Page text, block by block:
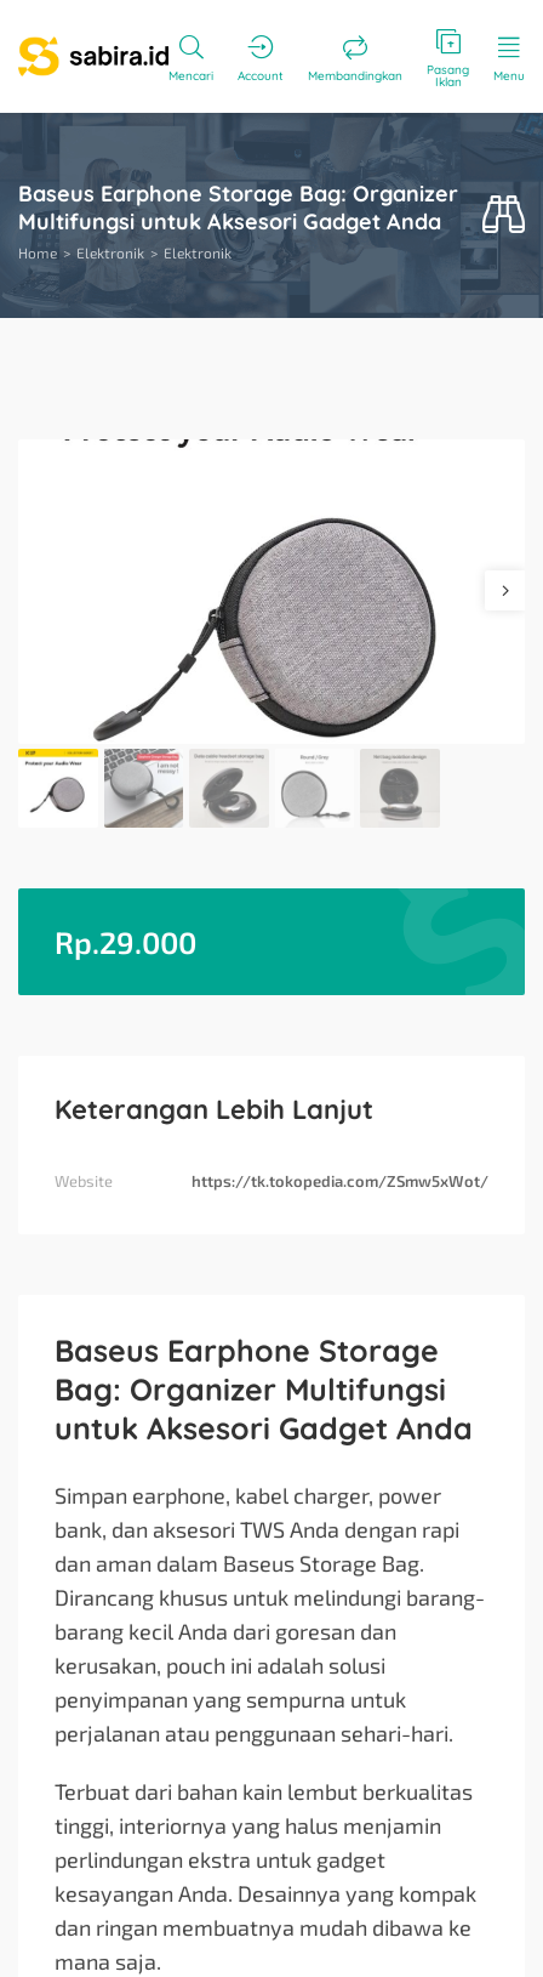
Mencari Account Membandingkan Pasang
Iklan Menu
Baseus Earphone Storage Bag: Organizer
Multifungsi untuk Aksesori Gadget Anda
Home Elektronik Elektronik
Rp.29.000
Keterangan Lebih Lanjut
Website https://tk.tokopedia.com/ZSmw5xWot/
Baseus Earphone Storage
Bag: Organizer Multifungsi
untuk Aksesori Gadget Anda
Simpan earphone, kabel charger, power
bank, dan aksesori TWS Anda dengan rapi
dan aman dalam Baseus Storage Bag.
Dirancang khusus untuk melindungi barang-
barang kecil Anda dari goresan dan
kerusakan, pouch ini adalah solusi
penyimpanan yang sempurna untuk
perjalanan atau penggunaan sehari-hari.
Terbuat dari bahan kain lembut berkualitas
tinggi, interiornya yang halus menjamin
perlindungan ekstra untuk gadget
kesayangan Anda. Desainnya yang kompak
dan ringan membuatnya mudah dibawa ke
mana saja.